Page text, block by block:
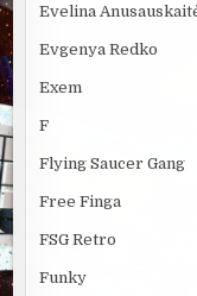
Evelina
Evgenya Redko
Exem
F
Flying Saucer Gang
Free Finga
FSG Retro
Funky